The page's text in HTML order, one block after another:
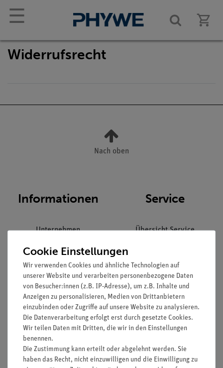
☰
Widerrufs­recht
Nach oben
Informationen
Unternehmen
Presse
Stellenangebote
Hinweisgeberschutz
Impressum
AGB
Service
Übersicht Service
Inventarisierungs- &
Einräumservice
Inbetriebnahme & Schulungen
Kundendienst
Cookie Einstellungen
Wir verwenden Cookies und ähnliche Technologien auf
unserer Website und verarbeiten personenbezogene Daten
von Besucher:innen (z.B. IP-Adresse), um z.B. Inhalte und
Anzeigen zu personalisieren, Medien von Drittanbietern
einzubinden oder Zugriffe auf unsere Website zu analysieren.
Die Datenverarbeitung erfolgt erst durch gesetzte Cookies.
Wir teilen Daten mit Dritten, die wir in den Einstellungen
benennen.
Die Zustimmung kann erteilt oder abgelehnt werden. Sie
haben das Recht, nicht einzuwilligen und die Einwilligung zu